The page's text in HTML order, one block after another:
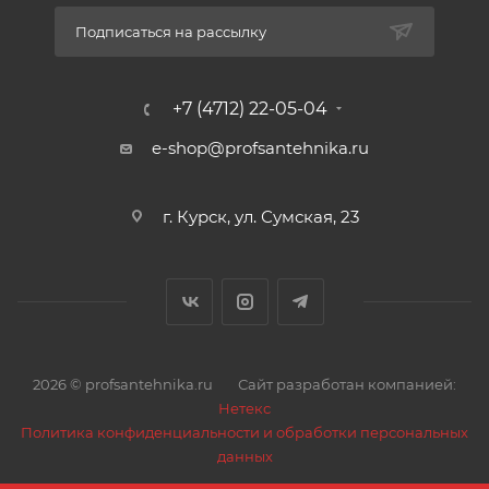
Подписаться на рассылку
+7 (4712) 22-05-04
e-shop@profsantehnika.ru
г. Курск, ул. Сумская, 23
2026 © profsantehnika.ru
Сайт разработан компанией:
Нетекс
Политика конфиденциальности и обработки персональных
данных